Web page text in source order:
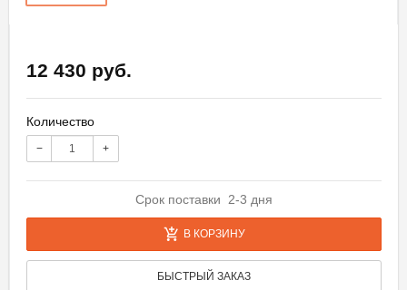
12 430 руб.
Количество
− +
Срок поставки 2-3 дня
В КОРЗИНУ
БЫСТРЫЙ ЗАКАЗ